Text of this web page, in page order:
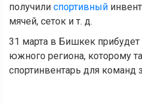
получили спортивный
мячей, сеток и т. д.
31 марта в Бишкек
южного региона, которому
спортинвентарь для команд